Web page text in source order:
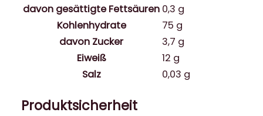
davon gesättigte Fettsäuren 0,3 g
Kohlenhydrate
75 g
davon Zucker 3,7 g
Eiweiß
12 g
Salz
0,03 g
Produktsicherheit